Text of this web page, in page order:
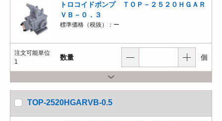
トロコイドポンプ ＴＯＰ－２５２０ＨＧＡＲ
ＶＢ－０．３
標準価格（税抜）： ー
注文可能単位
1
数量 個
TOP-2520HGARVB-0.5